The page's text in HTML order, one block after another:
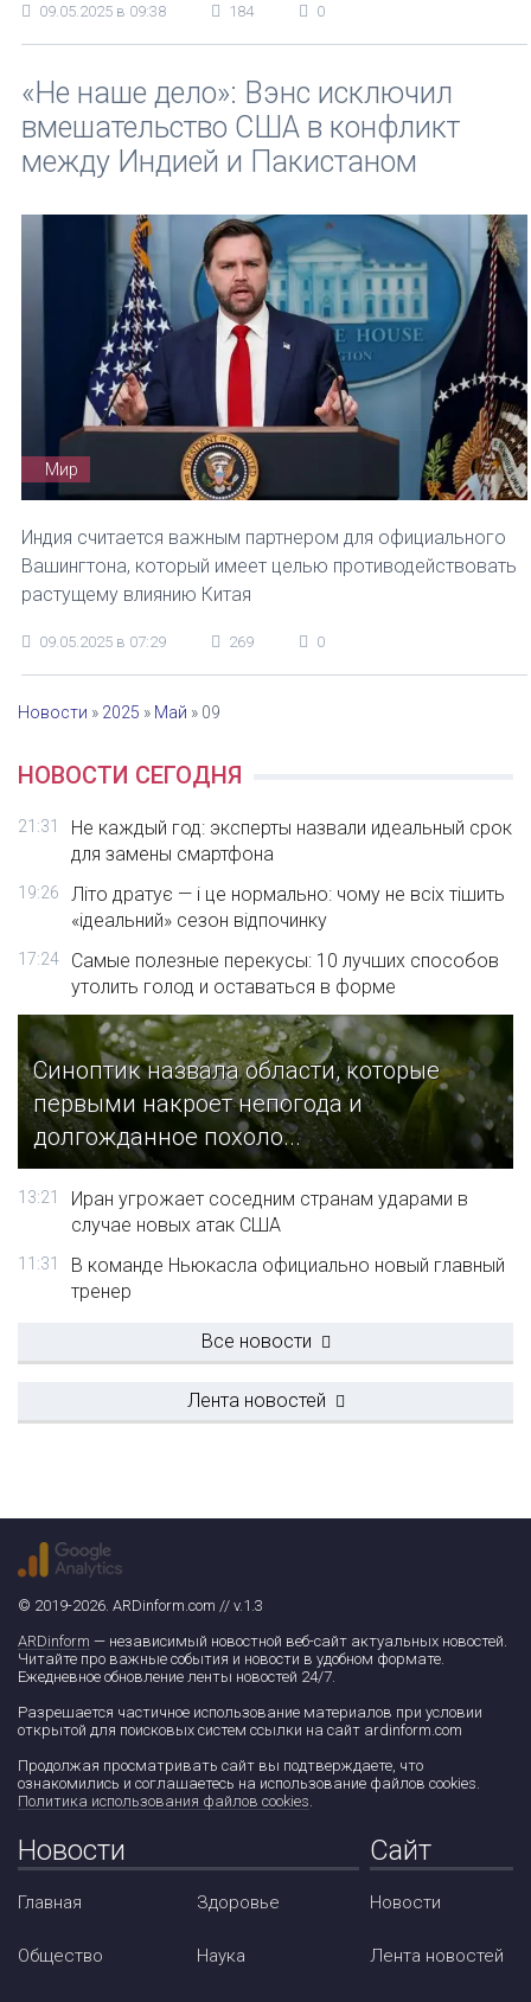
09.05.2025 в 09:38 184 0
«Не наше дело»: Вэнс исключил
вмешательство США в конфликт
между Индией и Пакистаном
Мир
Индия считается важным партнером для официального
Вашингтона, который имеет целью противодействовать
растущему влиянию Китая
09.05.2025 в 07:29 269 0
Новости » 2025 » Май » 09
НОВОСТИ СЕГОДНЯ
21:31
Не каждый год: эксперты назвали идеальный срок
для замены смартфона
19:26
Літо дратує — і це нормально: чому не всіх тішить
«ідеальний» сезон відпочинку
17:24
Самые полезные перекусы: 10 лучших способов
утолить голод и оставаться в форме
Синоптик назвала области, которые
первыми накроет непогода и
долгожданное похоло...
13:21
Иран угрожает соседним странам ударами в
случае новых атак США
11:31
В команде Ньюкасла официально новый главный
тренер
Все новости
Лента новостей
© 2019-2026. ARDinform.com // v.1.3
ARDinform — независимый новостной веб-сайт актуальных новостей.
Читайте про важные события и новости в удобном формате.
Ежедневное обновление ленты новостей 24/7.
Разрешается частичное использование материалов при условии
открытой для поисковых систем ссылки на сайт ardinform.com
Продолжая просматривать сайт вы подтверждаете, что
ознакомились и соглашаетесь на использование файлов cookies.
Политика использования файлов cookies.
Новости
Главная
Общество
Здоровье
Наука
Сайт
Новости
Лента новостей